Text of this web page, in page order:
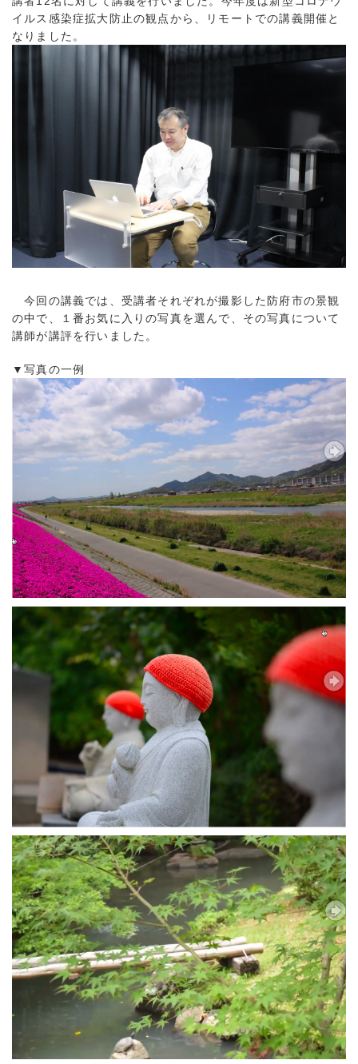
イルス感染症拡大防止の観点から、リモートでの講義開催と
なりました。
今回の講義では、受講者それぞれが撮影した防府市の景観
の中で、１番お気に入りの写真を選んで、その写真について
講師が講評を行いました。
▼写真の一例